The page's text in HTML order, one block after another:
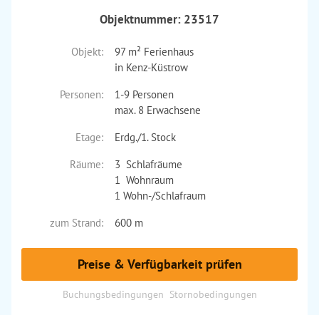
Objektnummer: 23517
Objekt:
97 m² Ferienhaus
in Kenz-Küstrow
Personen:
1-9 Personen
max. 8 Erwachsene
Etage:
Erdg./1. Stock
Räume:
3 Schlafräume
1 Wohnraum
1 Wohn-/Schlafraum
zum Strand:
600 m
Preise & Verfügbarkeit prüfen
Buchungsbedingungen Stornobedingungen